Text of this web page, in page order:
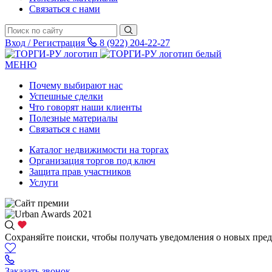
Связаться с нами
Вход / Регистрация 8 (922) 204-22-27
МЕНЮ
Почему выбирают нас
Успешные сделки
Что говорят наши клиенты
Полезные материалы
Связаться с нами
Каталог недвижимости на торгах
Организация торгов под ключ
Защита прав участников
Услуги
Сохраняйте поиски, чтобы получать уведомления о новых